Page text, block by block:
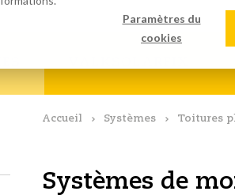
Paramètres du
cookies
Téléchargements Contact
Accueil Systèmes Toitures
Systèmes de